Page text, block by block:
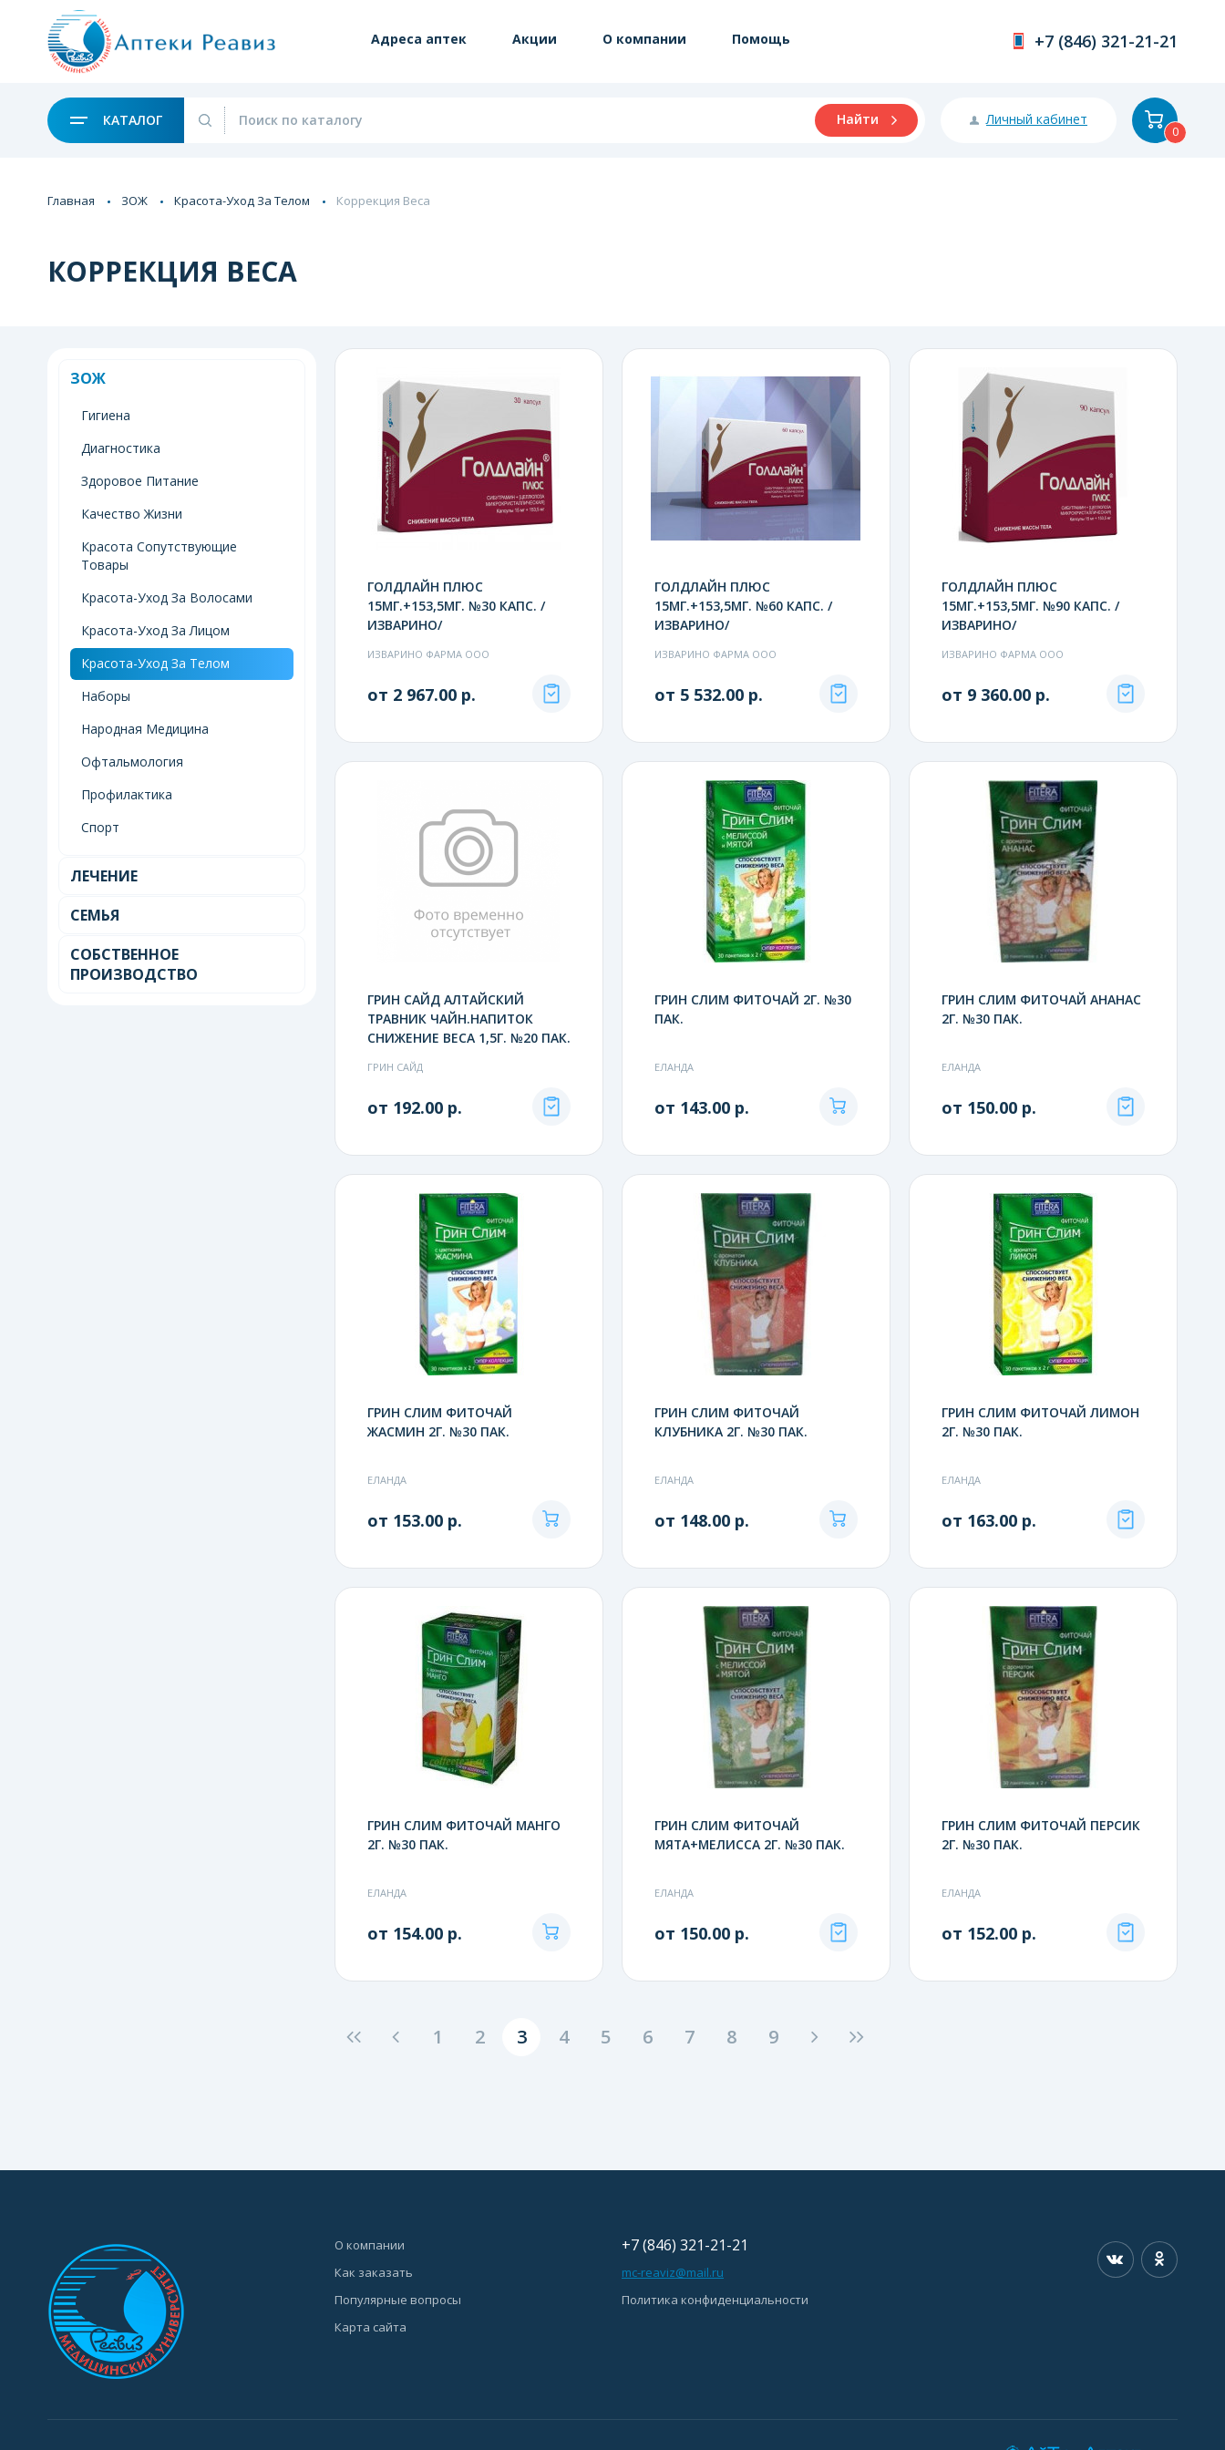
Адреса аптек Акции О компании Помощь +7 (846) 321-21-21
КАТАЛОГ Найти Личный кабинет
0
Главная ЗОЖ Красота-Уход За Телом Коррекция Веса
КОРРЕКЦИЯ ВЕСА
ЗОЖ
Гигиена
Диагностика
Здоровое Питание
Качество Жизни
Красота Сопутствующие
Товары
Красота-Уход За Волосами
Красота-Уход За Лицом
Красота-Уход За Телом
Наборы
Народная Медицина
Офтальмология
Профилактика
Спорт
ЛЕЧЕНИЕ
СЕМЬЯ
СОБСТВЕННОЕ
ПРОИЗВОДСТВО
ГОЛДЛАЙН ПЛЮС
15МГ.+153,5МГ. №30 КАПС. /
ИЗВАРИНО/
ИЗВАРИНО ФАРМА ООО
от 2 967.00 р.
ГОЛДЛАЙН ПЛЮС
15МГ.+153,5МГ. №60 КАПС. /
ИЗВАРИНО/
ИЗВАРИНО ФАРМА ООО
от 5 532.00 р.
ГОЛДЛАЙН ПЛЮС
15МГ.+153,5МГ. №90 КАПС. /
ИЗВАРИНО/
ИЗВАРИНО ФАРМА ООО
от 9 360.00 р.
ГРИН САЙД АЛТАЙСКИЙ
ТРАВНИК ЧАЙН.НАПИТОК
СНИЖЕНИЕ ВЕСА 1,5Г. №20 ПАК.
ГРИН САЙД
от 192.00 р.
ГРИН СЛИМ ФИТОЧАЙ 2Г. №30
ПАК.
ЕЛАНДА
от 143.00 р.
ГРИН СЛИМ ФИТОЧАЙ АНАНАС
2Г. №30 ПАК.
ЕЛАНДА
от 150.00 р.
ГРИН СЛИМ ФИТОЧАЙ
ЖАСМИН 2Г. №30 ПАК.
ЕЛАНДА
от 153.00 р.
ГРИН СЛИМ ФИТОЧАЙ
КЛУБНИКА 2Г. №30 ПАК.
ЕЛАНДА
от 148.00 р.
ГРИН СЛИМ ФИТОЧАЙ ЛИМОН
2Г. №30 ПАК.
ЕЛАНДА
от 163.00 р.
ГРИН СЛИМ ФИТОЧАЙ МАНГО
2Г. №30 ПАК.
ЕЛАНДА
от 154.00 р.
ГРИН СЛИМ ФИТОЧАЙ
МЯТА+МЕЛИССА 2Г. №30 ПАК.
ЕЛАНДА
от 150.00 р.
ГРИН СЛИМ ФИТОЧАЙ ПЕРСИК
2Г. №30 ПАК.
ЕЛАНДА
от 152.00 р.
1 2 3 4 5 6 7 8 9
О компании
Как заказать
Популярные вопросы
Карта сайта
+7 (846) 321-21-21
mc-reaviz@mail.ru
Политика конфиденциальности